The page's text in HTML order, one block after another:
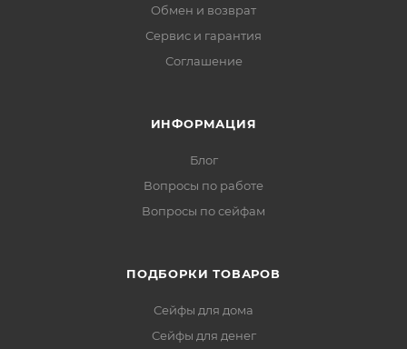
Обмен и возврат
Сервис и гарантия
Соглашение
ИНФОРМАЦИЯ
Блог
Вопросы по работе
Вопросы по сейфам
ПОДБОРКИ ТОВАРОВ
Сейфы для дома
Сейфы для денег